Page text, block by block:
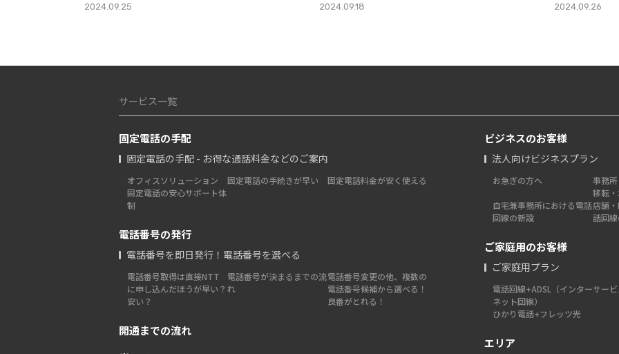
2024.09.25 2024.09.18 2024.09.26
サービス一覧
固定電話の手配
固定電話の手配 - お得な通話料金などのご案内
オフィスソリューション 固定電話の手続きが早い
固定電話料金が安く使える
固定電話の安心サポート体
制
電話番号の発行
電話番号を即日発行！電話番号を選べる
電話番号取得は直接NTT
に申し込んだほうが早い？
安い？
電話番号が決まるまでの流
れ
電話番号変更の他、複数の
電話番号候補から選べる！
良番がとれる！
開通までの流れ
ビジネスのお客様
法人向けビジネスプラン
お急ぎの方へ
事務
移転
自宅兼事務所における電話
回線の新設
店舗
話回
ご家庭用のお客様
ご家庭用プラン
電話回線+ADSL（インター
ネット回線）
サー
ひかり電話+フレッツ光
エリア